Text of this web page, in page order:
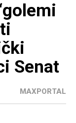
Senat
MAXPORTAL